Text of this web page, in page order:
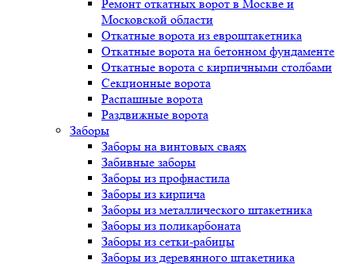
Ремонт откатных ворот в Москве и
Московской области
Откатные ворота из евроштакетника
Откатные ворота на бетонном фундаменте
Откатные ворота с кирпичными столбами
Секционные ворота
Распашные ворота
Раздвижные ворота
Заборы
Заборы на винтовых сваях
Забивные заборы
Заборы из профнастила
Заборы из кирпича
Заборы из металлического штакетника
Заборы из поликарбоната
Заборы из сетки-рабицы
Заборы из деревянного штакетника